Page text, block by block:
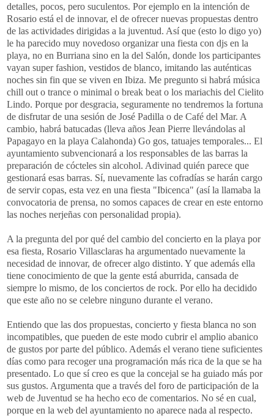
detalles, pocos, pero suculentos. Por ejemplo en la intención de
Rosario está el de innovar, el de ofrecer nuevas propuestas dentro
de las actividades dirigidas a la juventud. Así que (esto lo digo yo)
le ha parecido muy novedoso organizar una fiesta con djs en la
playa, no en Burriana sino en la del Salón, donde los participantes
vayan super fashion, vestidos de blanco, imitando las auténticas
noches sin fin que se viven en Ibiza. Me pregunto si habrá música
chill out o trance o minimal o break beat o los mariachis del Cielito
Lindo. Porque por desgracia, seguramente no tendremos la fortuna
de disfrutar de una sesión de José Padilla o de Café del Mar. A
cambio, habrá batucadas (lleva años Jean Pierre llevándolas al
Papagayo en la playa Calahonda) Go gos, tatuajes temporales... El
ayuntamiento subvencionará a los responsables de las barras la
preparación de cócteles sin alcohol. Adivinad quién parece que
gestionará esas barras. Sí, nuevamente las cofradías se harán cargo
de servir copas, esta vez en una fiesta "Ibicenca" (así la llamaba la
convocatoria de prensa, no somos capaces de crear en este entorno
las noches nerjeñas con personalidad propia).
A la pregunta del por qué del cambio del concierto en la playa por
esa fiesta, Rosario Villasclaras ha argumentado nuevamente la
necesidad de innovar, de ofrecer algo distinto. Y que además ella
tiene conocimiento de que la gente está aburrida, cansada de
siempre lo mismo, de los conciertos de rock. Por ello ha decidido
que este año no se celebre ninguno durante el verano.
Entiendo que las dos propuestas, concierto y fiesta blanca no son
incompatibles, que pueden de este modo cubrir el amplio abanico
de gustos por parte del público. Además el verano tiene suficientes
días como para recoger una programación más rica de la que se ha
presentado. Lo que sí creo es que la concejal se ha guiado más por
sus gustos. Argumenta que a través del foro de participación de la
web de Juventud se ha hecho eco de comentarios. No sé en cual,
porque en la web del ayuntamiento no aparece nada al respecto.